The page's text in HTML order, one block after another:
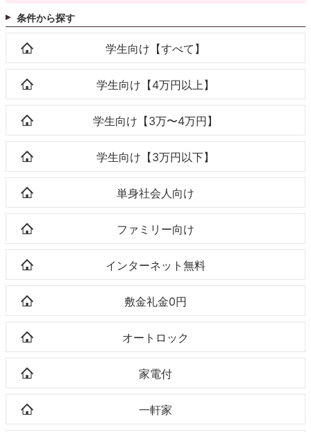
条件から探す
学生向け【すべて】
学生向け【4万円以上】
学生向け【3万〜4万円】
学生向け【3万円以下】
単身社会人向け
ファミリー向け
インターネット無料
敷金礼金0円
オートロック
家電付
一軒家